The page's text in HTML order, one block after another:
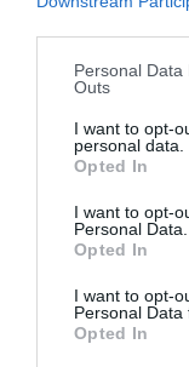
Personal Data
Outs
I want to opt-
personal data.
Opted In
I want to opt-
Personal Data.
Opted In
I want to opt-
Personal Data
Opted In
περιήγησης ή μοναδικά
συγκατάθεση ή η
αρνητικά ορισμένες
Πολιτική